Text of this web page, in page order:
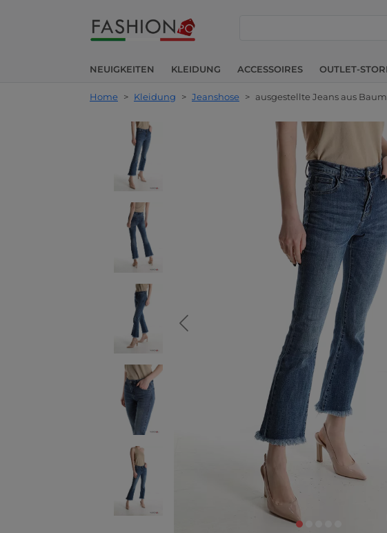
NEUIGKEITEN KLEIDUNG ACCESSOIRES OUTLET-
Home > Kleidung > Jeanshose > ausgestellte Jeans aus